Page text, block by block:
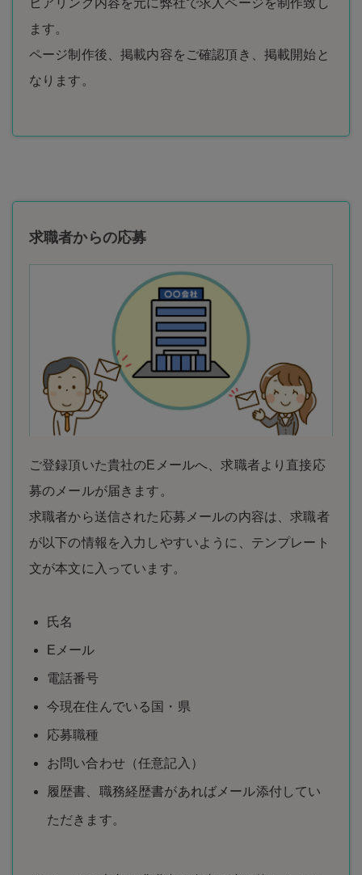
ます。
ページ制作後、掲載内容をご確認頂き、掲載開始と
なります。
求職者からの応募
ご登録頂いた貴社のEメールへ、求職者より直接応
募のメールが届きます。
求職者から送信された応募メールの内容は、求職者
が以下の情報を入力しやすいように、テンプレート
文が本文に入っています。
氏名
Eメール
電話番号
今現在住んでいる国・県
応募職種
お問い合わせ（任意記入）
履歴書、職務経歴書があればメール添付してい
ただきます。